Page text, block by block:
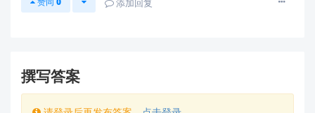
择，但请确保其输入电容充足
关键实施细节：
撰写答案